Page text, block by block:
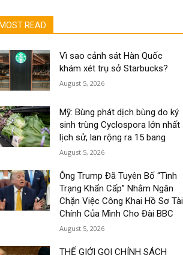
MOST READ
Vì sao cảnh sát Hàn Quốc
khám xét trụ sở Starbucks?
August 5, 2026
Mỹ: Bùng phát dịch bùng do ký
sinh trùng Cyclospora lớn nhất
lịch sử, lan rộng ra 15 bang
August 5, 2026
Ông Trump Đã Tuyên Bố “Tình
Trạng Khẩn Cấp” Nhằm Ngăn
Chặn Việc Công Khai Hồ Sơ Tài
Chính Của Mình Cho Đài BBC
August 5, 2026
THẾ GIỚI GỌI CHÍNH SÁCH